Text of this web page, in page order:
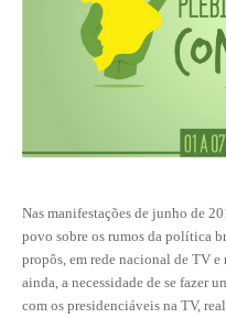
CONTRIBUIÇÃO
CONTRIBUIÇÃO SINDICAL
REVISÃO DE
FGTS CORREÇÃO
LEGISLAÇÃO
LEI 4.950-A/1966 – PISO
Nas manifestações de junho de
povo sobre os rumos da política
propôs, em rede nacional de TV
ainda, a necessidade de se fazer
com os presidenciáveis na TV,